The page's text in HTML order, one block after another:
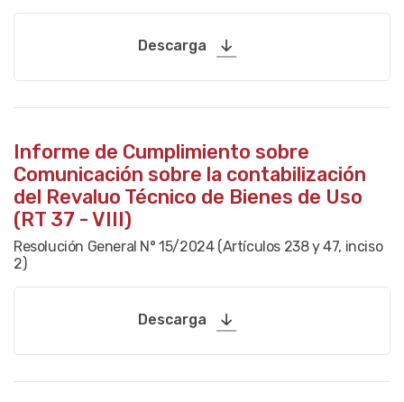
Descarga
Informe de Cumplimiento sobre
Comunicación sobre la contabilización
del Revaluo Técnico de Bienes de Uso
(RT 37 - VIII)
Resolución General N° 15/2024 (Artículos 238 y 47, inciso
2)
Descarga